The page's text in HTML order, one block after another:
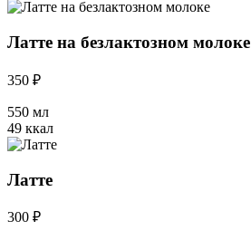
Латте на безлактозном молоке
350 ₽
550 мл
49 ккал
Латте
300 ₽